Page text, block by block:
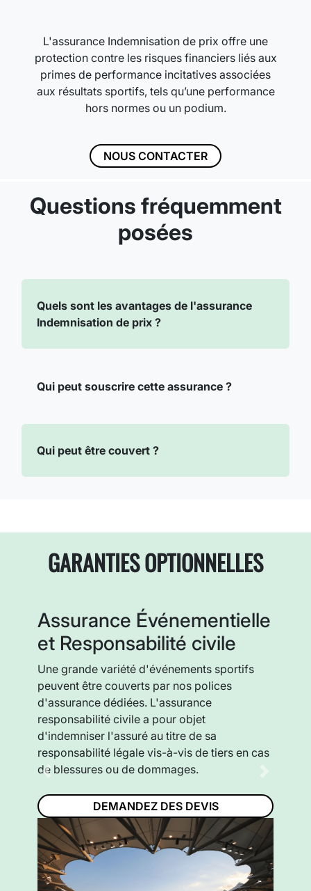
L'assurance Indemnisation de prix offre une
protection contre les risques financiers liés aux
primes de performance incitatives associées
aux résultats sportifs, tels qu’une performance
hors normes ou un podium.
NOUS CONTACTER
Questions fréquemment
posées
Quels sont les avantages de l'assurance
Indemnisation de prix ?
Qui peut souscrire cette assurance ?
Qui peut être couvert ?
GARANTIES OPTIONNELLES
Assurance Événementielle
et Responsabilité civile
Une grande variété d'événements sportifs
peuvent être couverts par nos polices
d'assurance dédiées. L'assurance
responsabilité civile a pour objet
d'indemniser l'assuré au titre de sa
responsabilité légale vis-à-vis de tiers en cas
de blessures ou de dommages.
DEMANDEZ DES DEVIS
Previous